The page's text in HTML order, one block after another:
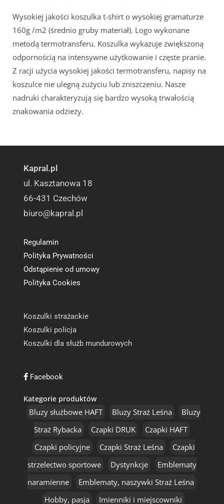
Wysokiej jakości koszulka t-shirt o wysokiej gramaturze
160g /m2 (średnio gruby materiał). Logo wykonane
metodą termotransferu. Koszulka wykazuje zwiększoną
odpornością na intensywne użytkowanie i częste pranie.
Z racji użycia wysokiej jakości termotransferu, napisy na
koszulce nie ulegną zużyciu lub zniszczeniu. Nasze
nadruki charakteryzują się bardzo wysoką trwałością
znakowania odzieży.
Kapral.pl
ul. Kasztanowa 18
66-431 Czechów
biuro@kapral.pl
Regulamin
Polityka Prywatności
Odstąpienie od umowy
Polityka Cookies
Koszulki strażackie
Koszulki policja
Koszulki dla służb mundurowych
Facebook
Kategorie produktów
Bluzy służbowe HAFT Bluzy Straż Leśna
Bluzy
Straż Rybacka
Czapki DRUK
Czapki HAFT
Czapki policyjne
Czapki Straż Leśna
Czapki
strzelectwo sportowe
Dystynkcje
Emblematy
naramienne
Emblematy, naszywki Straż Leśna
Hobby, pasja
Imienniki i miejscowniki